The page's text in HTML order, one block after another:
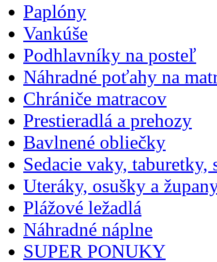
Paplóny
Vankúše
Podhlavníky na posteľ
Náhradné poťahy na
Chrániče matracov
Prestieradlá a prehozy
Bavlnené obliečky
Sedacie vaky, taburetky,
Uteráky, osušky a
Plážové ležadlá
Náhradné náplne
SUPER PONUKY